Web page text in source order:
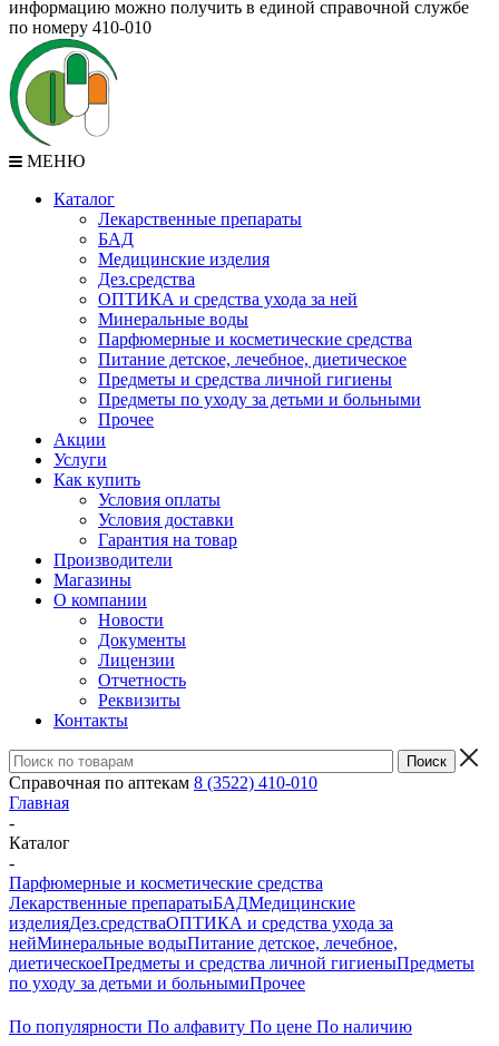
информацию можно получить в единой справочной службе
по номеру 410-010
МЕНЮ
Каталог
Лекарственные препараты
БАД
Медицинские изделия
Дез.средства
ОПТИКА и средства ухода за ней
Минеральные воды
Парфюмерные и косметические средства
Питание детское, лечебное, диетическое
Предметы и средства личной гигиены
Предметы по уходу за детьми и больными
Прочее
Акции
Услуги
Как купить
Условия оплаты
Условия доставки
Гарантия на товар
Производители
Магазины
О компании
Новости
Документы
Лицензии
Отчетность
Реквизиты
Контакты
Справочная по аптекам 8 (3522) 410-010
Главная
-
Каталог
-
Парфюмерные и косметические средства
Лекарственные препаратыБАДМедицинские
изделияДез.средстваОПТИКА и средства ухода за
нейМинеральные водыПитание детское, лечебное,
диетическоеПредметы и средства личной гигиеныПредметы
по уходу за детьми и больнымиПрочее
По популярности По алфавиту По цене По наличию